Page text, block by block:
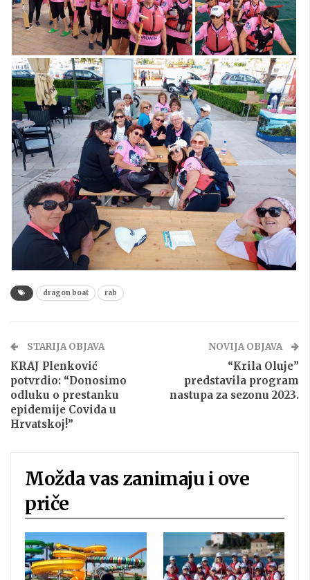
dragon boat rab
STARIJA OBJAVA
KRAJ Plenković
potvrdio: “Donosimo
odluku o prestanku
epidemije Covida u
Hrvatskoj!”
NOVIJA OBJAVA
“Krila Oluje”
predstavila program
nastupa za sezonu 2023.
Možda vas zanimaju i ove
priče